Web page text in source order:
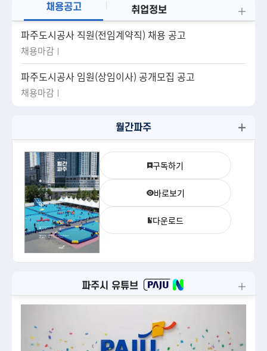
채용공고 취업정보
파주도시공사 직원(전임계약직) 채용 공고
채용마감
파주도시공사 임원(상임이사) 공개모집 공고
채용마감
월간파주
구독하기
바로보기
다운로드
파주시 유튜브